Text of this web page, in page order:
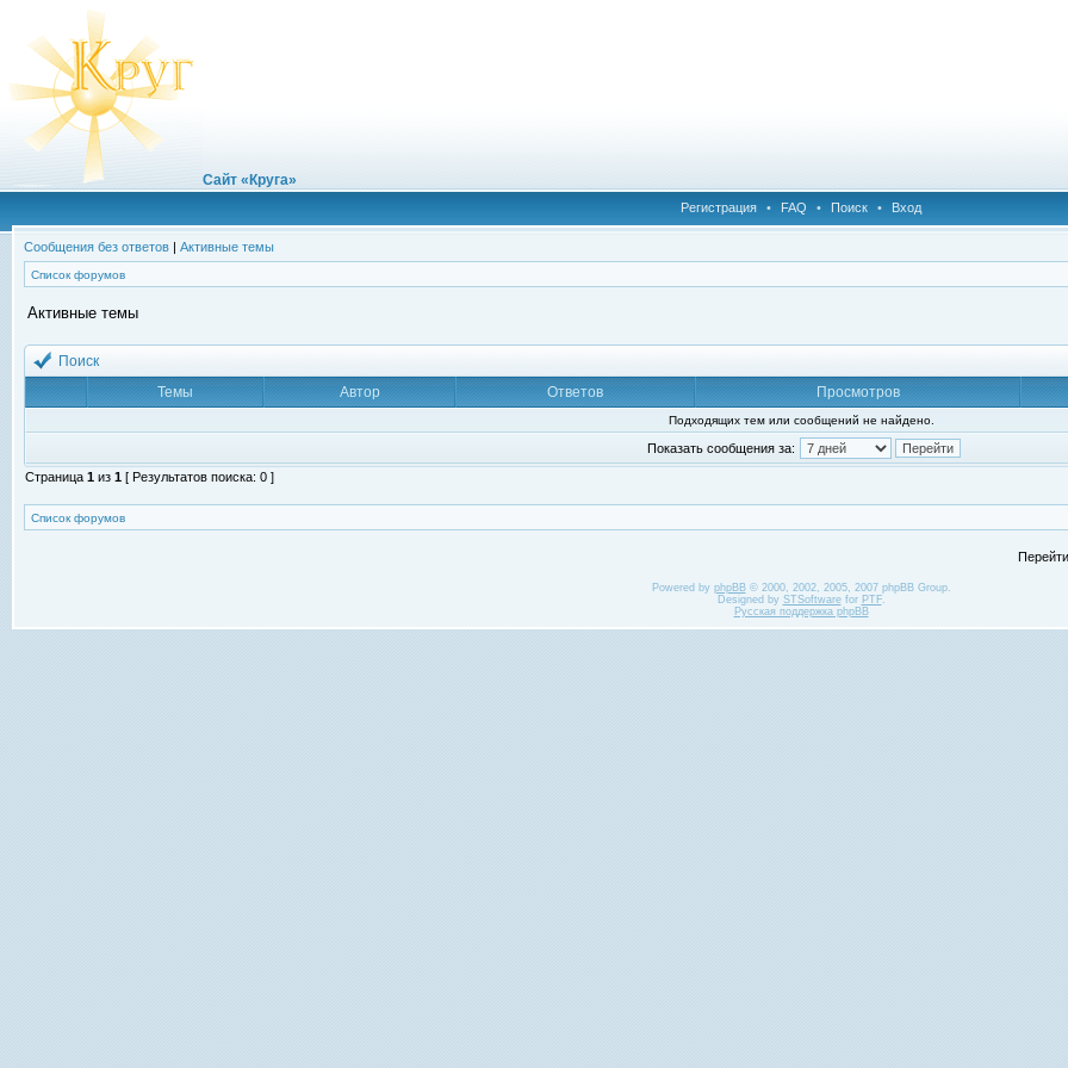
Сайт «Круга»
Регистрация • FAQ • Поиск • Вход
Сообщения без ответов | Активные темы
Список форумов
Активные темы
Поиск
Темы
Автор Ответов Просмотров
Подходящих тем или сообщений не найдено.
Показать сообщения за:
Страница 1 из 1 [ Результатов поиска: 0 ]
Список форумов
Powered by phpBB© 2000, 2002, 2005, 2007 phpBB Group.
Designed by STSoftwarefor PTF.
Русская поддержка phpBB